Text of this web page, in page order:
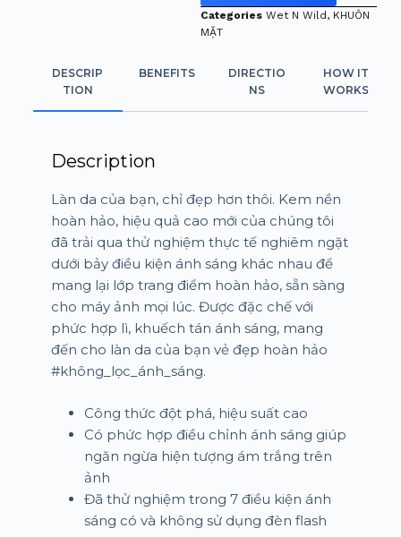
Categories Wet N Wild, KHUÔN
MẶT
DESCRIP
TION
BENEFITS
DIRECTIO
NS
HOW IT
WORKS
Description
Làn da của bạn, chỉ đẹp hơn thôi. Kem nền
hoàn hảo, hiệu quả cao mới của chúng tôi
đã trải qua thử nghiệm thực tế nghiêm ngặt
dưới bảy điều kiện ánh sáng khác nhau để
mang lại lớp trang điểm hoàn hảo, sẵn sàng
cho máy ảnh mọi lúc. Được đặc chế với
phức hợp lì, khuếch tán ánh sáng, mang
đến cho làn da của bạn vẻ đẹp hoàn hảo
#không_lọc_ánh_sáng.
Công thức đột phá, hiệu suất cao
Có phức hợp điều chỉnh ánh sáng giúp
ngăn ngừa hiện tượng ám trắng trên
ảnh
Đã thử nghiệm trong 7 điều kiện ánh
sáng có và không sử dụng đèn flash